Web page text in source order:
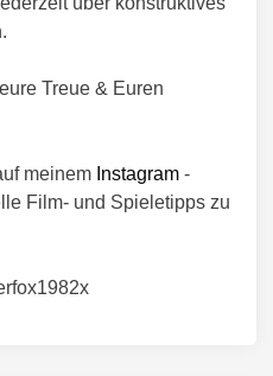
Treue & Euren
meinem Instagram -
Film- und Spieletipps zu